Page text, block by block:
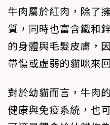
牛肉屬於紅肉，除了
質，同時也富含鐵和
的身體與毛髮皮膚，
帶傷或虛弱的貓咪來
對於幼貓而言，牛肉
健康與免疫系統，也